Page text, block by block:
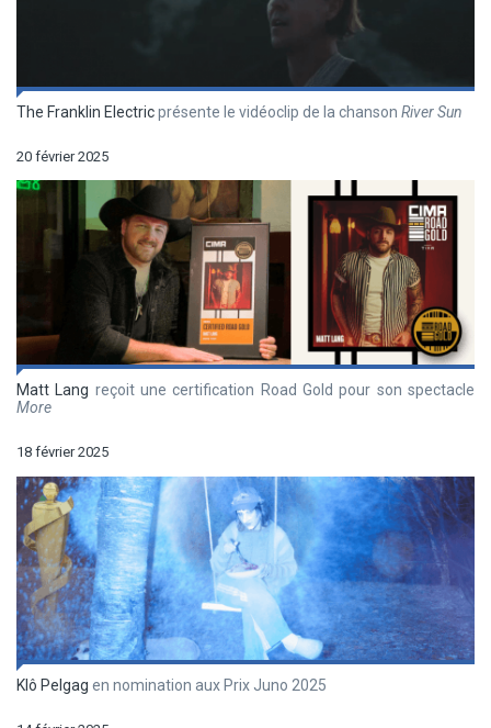
The Franklin Electricprésente le vidéoclip de la chanson River Sun
20 février 2025
Matt Lang reçoit une certification Road Gold pour son spectacle
More
18 février 2025
Klô Pelgag en nomination aux Prix Juno 2025